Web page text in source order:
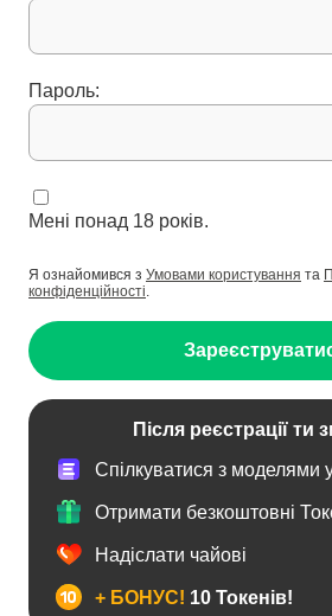
Пароль:
Мені понад 18 років.
Я ознайомився з Умовами користування та
конфіденційності.
Після реєстрації ти
Спілкуватися з моделями
Отримати безкоштовні
Надіслати чайові
+ БОНУС! 10 Токенів!